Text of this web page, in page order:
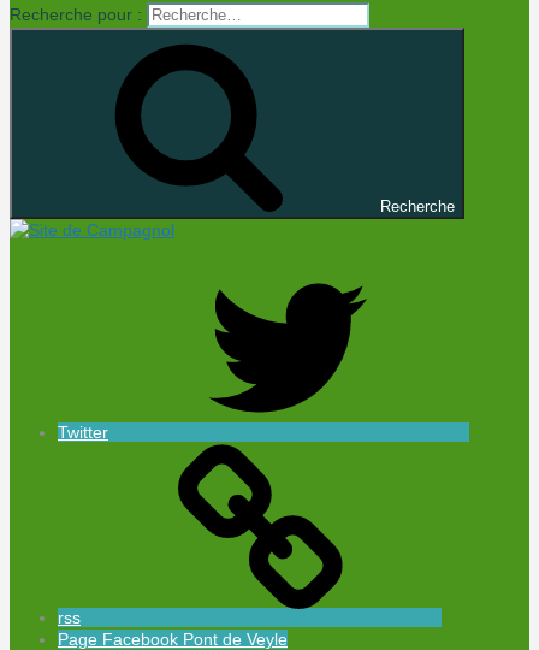
Recherche pour :
Recherche
Twitter
rss
Page Facebook Pont de Veyle